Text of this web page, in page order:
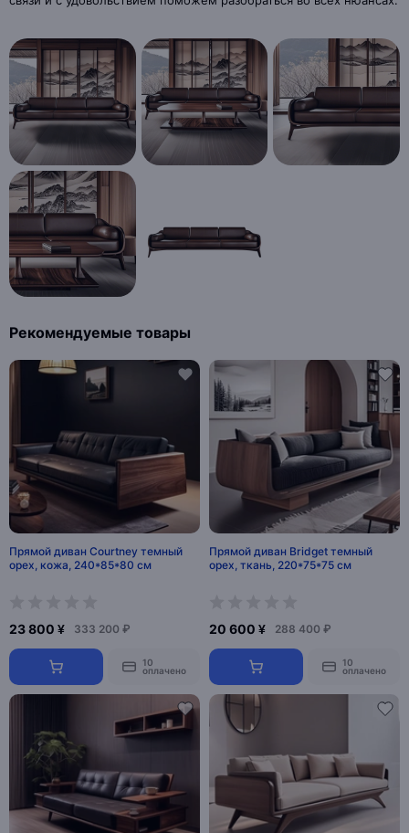
Рекомендуемые товары
Прямой диван Courtney темный
орех, кожа, 240*85*80 см
23 800 ¥ 333 200 ₽
10
оплачено
Прямой диван Bridget темный
орех, ткань, 220*75*75 см
20 600 ¥ 288 400 ₽
10
оплачено